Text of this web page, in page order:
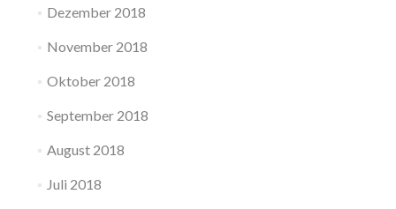
Dezember 2018
November 2018
Oktober 2018
September 2018
August 2018
Juli 2018